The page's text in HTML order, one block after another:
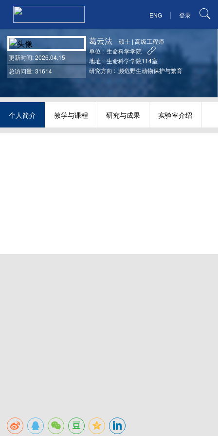
ENG | 登录
更新时间: 2026.04.15
总访问量: 31614
葛云法 硕士 |高级工程师
单位 : 生命科学学院
地址 : 生命科学学院114室
研究方向 : 濒危野生动物保护与繁育
个人简介 教学与课程 研究与成果 实验室介绍